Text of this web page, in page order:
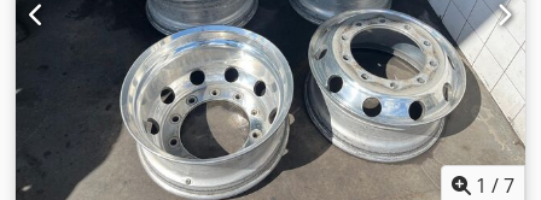
1 /7